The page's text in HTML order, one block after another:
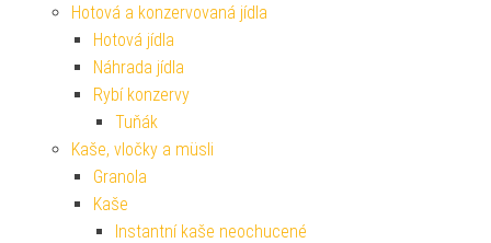
Hotová a konzervovaná jídla
Hotová jídla
Náhrada jídla
Rybí konzervy
Tuňák
Kaše, vločky a müsli
Granola
Kaše
Instantní kaše neochucené